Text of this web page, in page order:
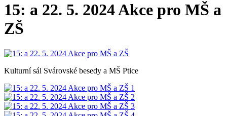
15: a 22. 5. 2024 Akce pro MŠ a
ZŠ
Kulturní sál Svárovské besedy a MŠ Ptice